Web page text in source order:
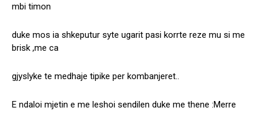
mbi timon
duke mos ia shkeputur syte ugarit pasi korrte reze mu si me
brisk ,me ca
gjyslyke te medhaje tipike per kombanjeret..
E ndaloi mjetin e me leshoi sendilen duke me thene :Merre